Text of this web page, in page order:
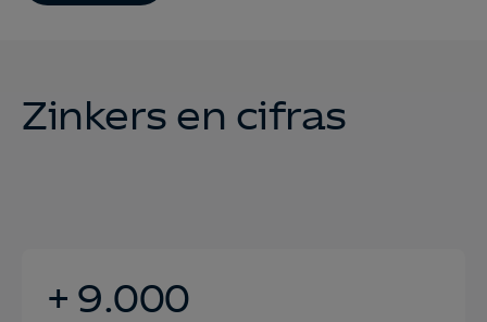
Zinkers en cifras
+ 9.000